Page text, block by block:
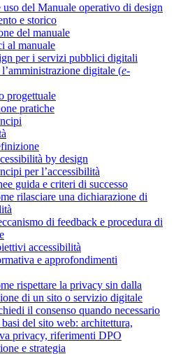
uso del Manuale operativo di design
e storico
del manuale
al manuale
per i servizi pubblici digitali
digitale (e-
progettuale
pratiche
by design
per l’accessibilità
guida e criteri di successo
rilasciare una dichiarazione di
di feedback e procedura di
accessibilità
e approfondimenti
rispettare la privacy sin dalla
di un sito o servizio digitale
il consenso quando necessario
del sito web: architettura,
privacy, riferimenti DPO
e strategia